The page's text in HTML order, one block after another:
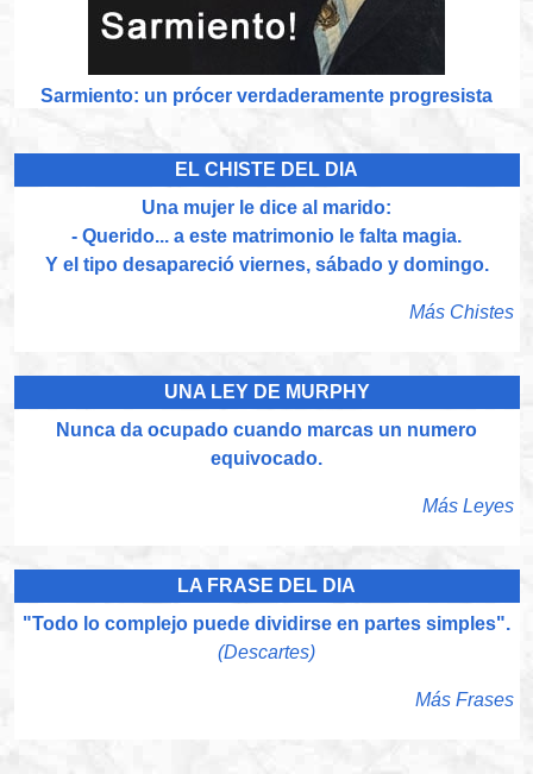
Sarmiento: un prócer verdaderamente progresista
EL CHISTE DEL DIA
Una mujer le dice al marido:
- Querido... a este matrimonio le falta magia.
Y el tipo desapareció viernes, sábado y domingo.
Más Chistes
UNA LEY DE MURPHY
Nunca da ocupado cuando marcas un numero
equivocado.
Más Leyes
LA FRASE DEL DIA
"Todo lo complejo puede dividirse en partes simples".
(Descartes)
Más Frases